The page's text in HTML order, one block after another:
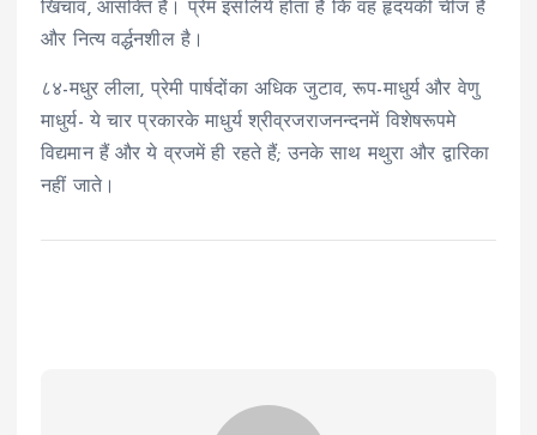
खिंचाव, आसक्ति है। प्रेम इसलिये होता है कि वह हृदयकी चीज है
और नित्य वर्द्धनशील है।
८४-मधुर लीला, प्रेमी पार्षदोंका अधिक जुटाव, रूप-माधुर्य और वेणु
माधुर्य- ये चार प्रकारके माधुर्य श्रीव्रजराजनन्दनमें विशेषरूपमे
विद्यमान हैं और ये व्रजमें ही रहते हैं; उनके साथ मथुरा और द्वारिका
नहीं जाते।